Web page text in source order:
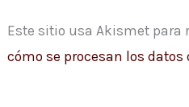
Este sitio usa Akismet
cómo se procesan los